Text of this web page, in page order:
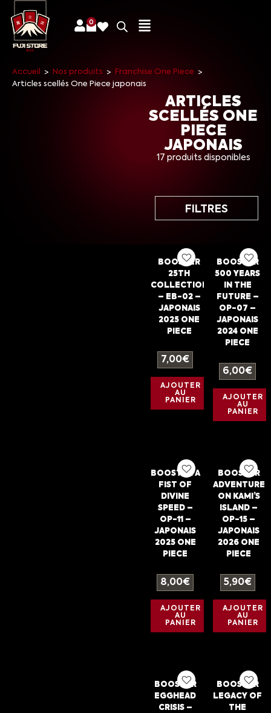
0
Accueil > Nos produits > Franchise One Piece
>
Articles scellés One Piece japonais
ARTICLES
SCELLÉS ONE
PIECE
JAPONAIS
17 produits disponibles
FILTRES
BOOSTER
25TH
COLLECTION
– EB-02 –
JAPONAIS
2025 ONE
PIECE
7,00€
AJOUTER
AU
PANIER
BOOSTER
500 YEARS
IN THE
FUTURE –
OP-07 –
JAPONAIS
2024 ONE
PIECE
6,00€
AJOUTER
AU
PANIER
BOOSTER A
FIST OF
DIVINE
SPEED –
OP-11 –
JAPONAIS
2025 ONE
PIECE
8,00€
AJOUTER
AU
PANIER
BOOSTER
ADVENTURE
ON KAMI’S
ISLAND –
OP-15 –
JAPONAIS
2026 ONE
PIECE
5,90€
AJOUTER
AU
PANIER
BOOSTER
EGGHEAD
CRISIS –
BOOSTER
LEGACY OF
THE